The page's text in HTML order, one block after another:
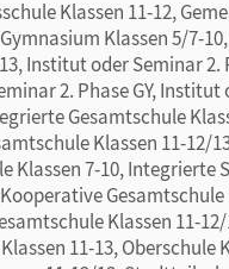
Klassen 11-12,
Klassen 5/7-
Institut oder Seminar 2.
2. Phase GY, Institut
Gesamtschule
Klassen 11-12/
Klassen 7-10, Integrierte
Gesamtschule
Klassen 11-
11-13, Oberschule